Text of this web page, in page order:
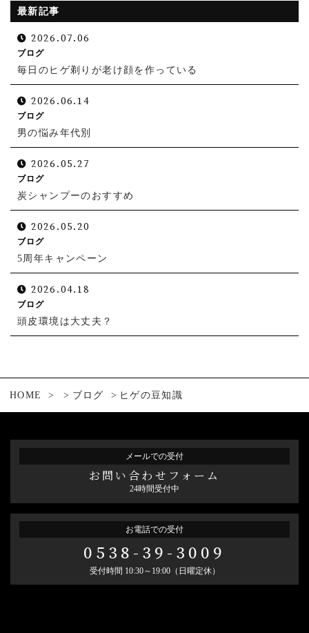
最新記事
2026.07.06
ブログ
毎日のヒゲ剃りが老け顔を作っている
2026.06.14
ブログ
男の悩み年代別
2026.05.27
ブログ
炭シャンプーのおすすめ
2026.05.20
ブログ
5周年キャンペーン
2026.04.18
ブログ
頭皮環境は大丈夫？
HOME ブログ ヒゲの豆知識
メールでの受付
お問い合わせフォーム
24時間受付中
お電話での受付
0538-39-3009
受付時間 10:30～19:00（日曜定休）